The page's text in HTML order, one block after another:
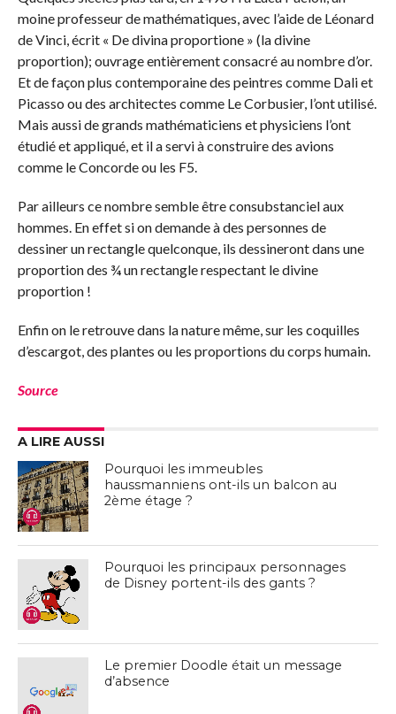
moine professeur de mathématiques, avec l’aide de Léonard
de Vinci, écrit « De divina proportione » (la divine
proportion); ouvrage entièrement consacré au nombre d’or.
Et de façon plus contemporaine des peintres comme Dali et
Picasso ou des architectes comme Le Corbusier, l’ont utilisé.
Mais aussi de grands mathématiciens et physiciens l’ont
étudié et appliqué, et il a servi à construire des avions
comme le Concorde ou les F5.
Par ailleurs ce nombre semble être consubstanciel aux
hommes. En effet si on demande à des personnes de
dessiner un rectangle quelconque, ils dessineront dans une
proportion des ¾ un rectangle respectant le divine
proportion !
Enfin on le retrouve dans la nature même, sur les coquilles
d’escargot, des plantes ou les proportions du corps humain.
Source
A LIRE AUSSI
Pourquoi les immeubles
haussmanniens ont-ils un balcon au
2ème étage ?
Pourquoi les principaux personnages
de Disney portent-ils des gants ?
Le premier Doodle était un message
d’absence